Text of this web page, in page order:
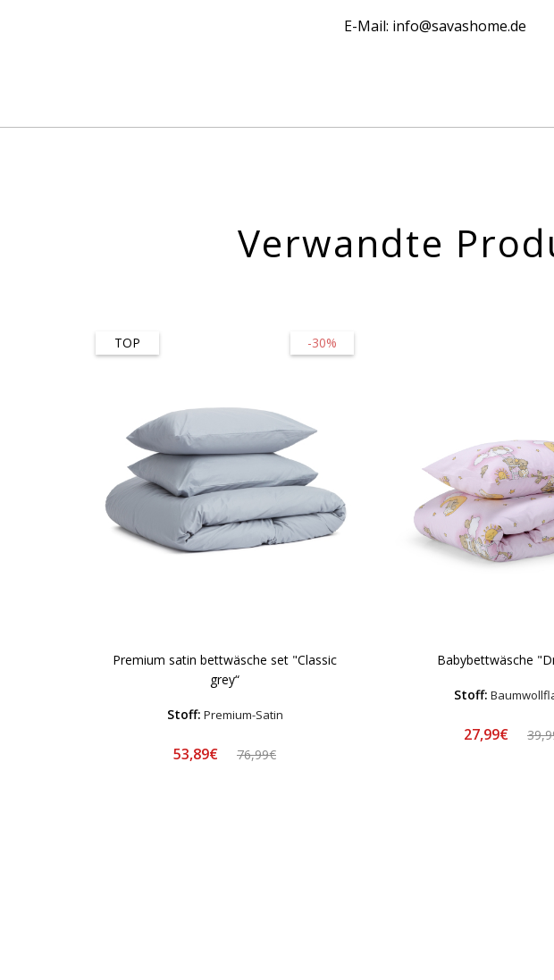
E-Mail: info@savashome.de
Verwandte
-30%
TOP
Premium satin bettwäsche set "Classic
grey“
Stoff: Premium-Satin
53,89€ 76,99€
Babybettwäsche
Stoff:
27,99€